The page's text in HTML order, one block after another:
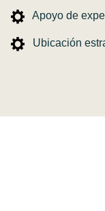
Apoyo de
Ubicación